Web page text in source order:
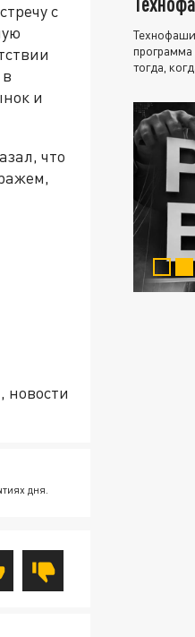
с
и
что
новости
дня.
тогда,